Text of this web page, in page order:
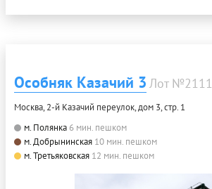
Особняк Казачий 3 Лот №2111
Москва, 2-й Казачий переулок, дом 3, стр. 1
м. Полянка 6 мин. пешком
м. Добрынинская 10 мин. пешком
м. Третьяковская 12 мин. пешком